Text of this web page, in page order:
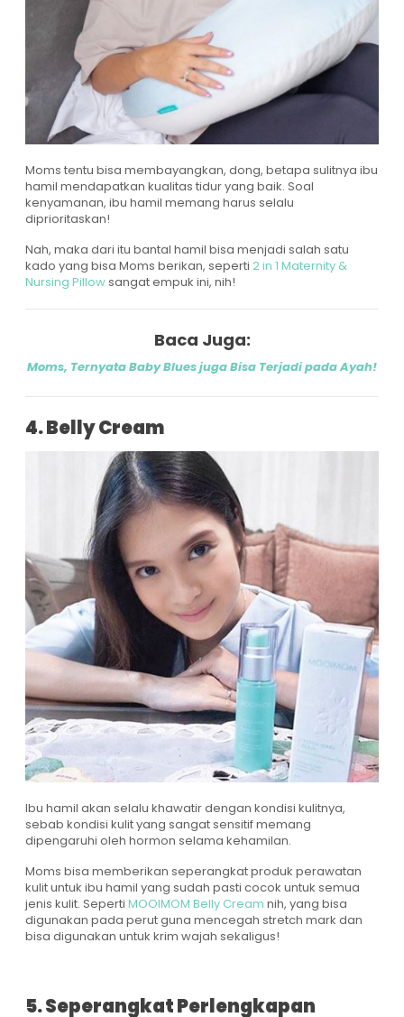
Moms tentu bisa membayangkan, dong, betapa sulitnya ibu
hamil mendapatkan kualitas tidur yang baik. Soal
kenyamanan, ibu hamil memang harus selalu
diprioritaskan!
Nah, maka dari itu bantal hamil bisa menjadi salah satu
kado yang bisa Moms berikan, seperti 2 in 1 Maternity &
Nursing Pillowsangat empuk ini, nih!
Baca Juga:
Moms, Ternyata Baby Blues juga Bisa Terjadi pada Ayah!
4. Belly Cream
Ibu hamil akan selalu khawatir dengan kondisi kulitnya,
sebab kondisi kulit yang sangat sensitif memang
dipengaruhi oleh hormon selama kehamilan.
Moms bisa memberikan seperangkat produk perawatan
kulit untuk ibu hamil yang sudah pasti cocok untuk semua
jenis kulit. Seperti MOOIMOM Belly Cream nih, yang bisa
digunakan pada perut guna mencegah stretch mark dan
bisa digunakan untuk krim wajah sekaligus!
5. Seperangkat Perlengkapan